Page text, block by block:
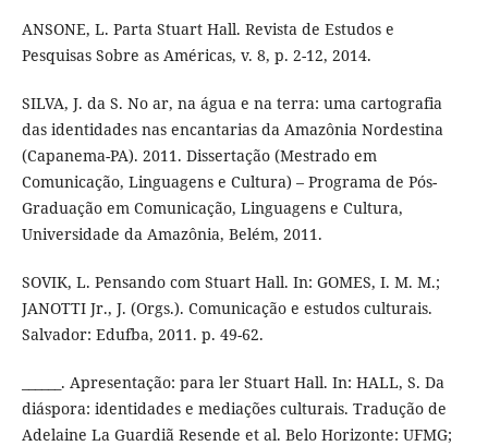
ANSONE, L. Parta Stuart Hall. Revista de Estudos e
Pesquisas Sobre as Américas, v. 8, p. 2-12, 2014.
SILVA, J. da S. No ar, na água e na terra: uma cartografia
das identidades nas encantarias da Amazônia Nordestina
(Capanema-PA). 2011. Dissertação (Mestrado em
Comunicação, Linguagens e Cultura) – Programa de Pós-
Graduação em Comunicação, Linguagens e Cultura,
Universidade da Amazônia, Belém, 2011.
SOVIK, L. Pensando com Stuart Hall. In: GOMES, I. M. M.;
JANOTTI Jr., J. (Orgs.). Comunicação e estudos culturais.
Salvador: Edufba, 2011. p. 49-62.
______. Apresentação: para ler Stuart Hall. In: HALL, S. Da
diáspora: identidades e mediações culturais. Tradução de
Adelaine La Guardiã Resende et al. Belo Horizonte: UFMG;